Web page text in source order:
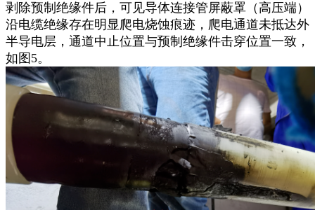
剥除预制绝缘件后，可见导体连接管屏蔽罩（高压端）
沿电缆绝缘存在明显爬电烧蚀痕迹，爬电通道未抵达外
半导电层，通道中止位置与预制绝缘件击穿位置一致，
如图5。